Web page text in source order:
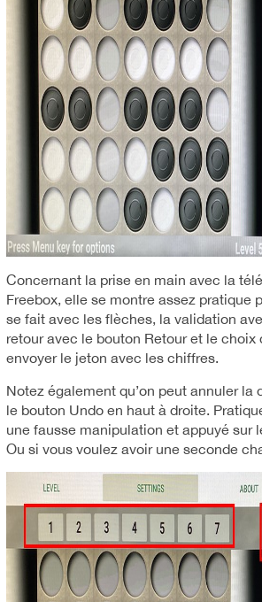
Concernant la prise en main avec la
Freebox, elle se montre assez pratique
se fait avec les flèches, la validation
retour avec le bouton Retour et le choix
envoyer le jeton avec les chiffres.
Notez également qu’on peut annuler la
le bouton Undo en haut à droite.
une fausse manipulation et appuyé sur
Ou si vous voulez avoir une seconde